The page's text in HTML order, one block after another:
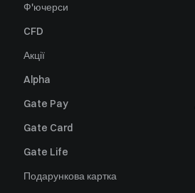
Ф'ючерси
CFD
Акції
Alpha
Gate Pay
Gate Card
Gate Life
Подарункова картка